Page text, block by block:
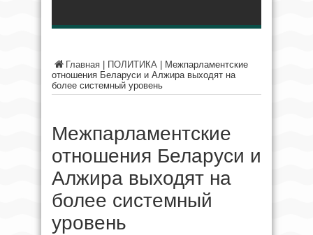
Главная ПОЛИТИКА
Межпарламентские
отношения Беларуси и Алжира выходят на
более системный уровень
Межпарламентские
отношения Беларуси и
Алжира выходят на
более системный
уровень